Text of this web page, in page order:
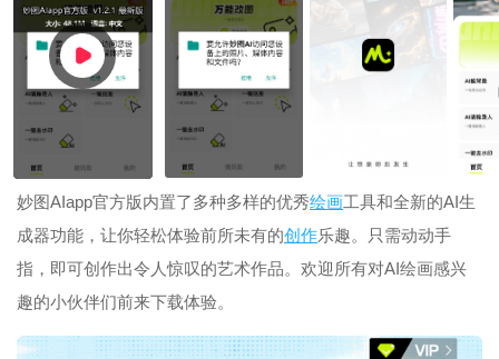
妙图AIapp官方版内置了多种多样的优秀绘画工具和全新的AI生
成器功能，让你轻松体验前所未有的创作乐趣。只需动动手
指，即可创作出令人惊叹的艺术作品。欢迎所有对AI绘画感兴
趣的小伙伴们前来下载体验。